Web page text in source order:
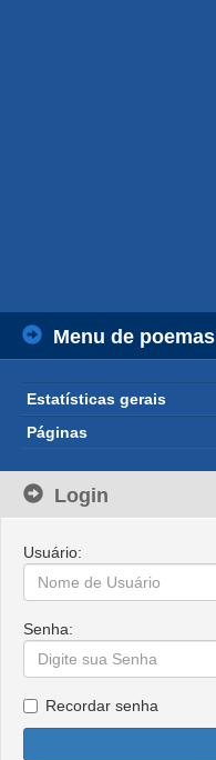
Menu de poemas
Estatísticas gerais
Páginas
Login
Usuário:
Senha:
Recordar senha